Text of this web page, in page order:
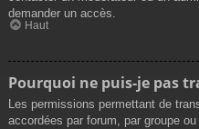
demander un accès.
Haut
Pourquoi ne puis-je pas
Les permissions permettant de
accordées par forum, par groupe